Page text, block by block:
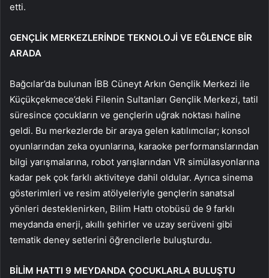
etti.
GENÇLİK MERKEZLERİNDE TEKNOLOJİ VE EĞLENCE BİR
ARADA
Bağcılar’da bulunan İBB Cüneyt Arkın Gençlik Merkezi ile
Küçükçekmece’deki Filenin Sultanları Gençlik Merkezi, tatil
süresince çocukların ve gençlerin uğrak noktası haline
geldi. Bu merkezlerde bir araya gelen katılımcılar; konsol
oyunlarından zeka oyunlarına, karaoke performanslarından
bilgi yarışmalarına, robot yarışlarından VR simülasyonlarına
kadar pek çok farklı aktiviteye dahil oldular. Ayrıca sinema
gösterimleri ve resim atölyeleriyle gençlerin sanatsal
yönleri desteklenirken, Bilim Hattı otobüsü de 9 farklı
meydanda enerji, akıllı şehirler ve uzay serüveni gibi
tematik deney setlerini öğrencilerle buluşturdu.
BİLİM HATTI 9 MEYDANDA ÇOCUKLARLA BULUŞTU